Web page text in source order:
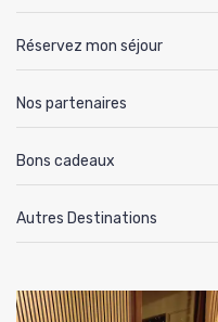
Réservez mon séjour
Nos partenaires
Bons cadeaux
Autres Destinations